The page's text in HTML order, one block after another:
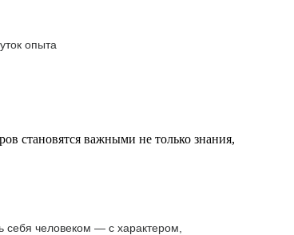
опыта
становятся важными не только знания,
себя человеком — с характером,